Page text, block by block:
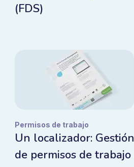
(FDS)
Permisos de trabajo
Un localizador: Gestión
de permisos de trabajo